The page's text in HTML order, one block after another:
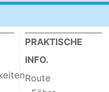
PRAKTISCHE
INFO.
Route